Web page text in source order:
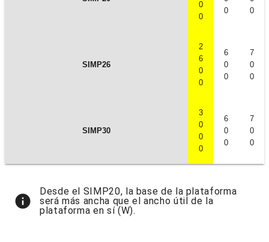
0
0
0
0
SIMP26
2
6
0
0
6
0
0
7
0
0
SIMP30
3
0
0
0
6
0
0
7
0
0
info
Desde el SIMP20, la base de la plataforma
será más ancha que el ancho útil de la
plataforma en sí (W).